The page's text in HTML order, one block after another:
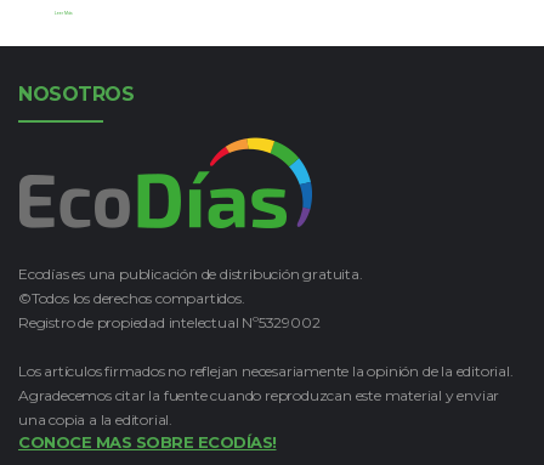
Leer Más
NOSOTROS
Ecodías es una publicación de distribución gratuita.
©Todos los derechos compartidos.
Registro de propiedad intelectual Nº5329002
Los artículos firmados no reflejan necesariamente la opinión de la editorial.
Agradecemos citar la fuente cuando reproduzcan este material y enviar
una copia a la editorial.
CONOCE MAS SOBRE ECODÍAS!